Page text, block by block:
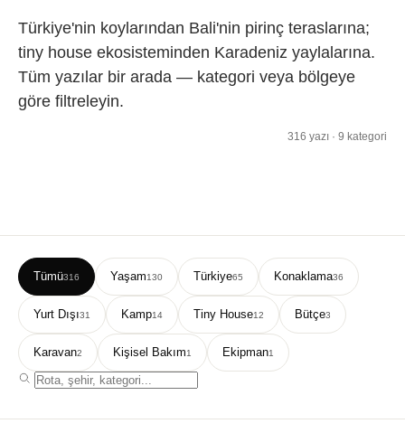
Türkiye'nin koylarından Bali'nin pirinç teraslarına;
tiny house ekosisteminden Karadeniz yaylalarına.
Tüm yazılar bir arada — kategori veya bölgeye
göre filtreleyin.
316 yazı · 9 kategori
Tümü316 Yaşam130 Türkiye65 Konaklama36
Yurt Dışı31 Kamp14 Tiny House12 Bütçe3
Karavan2 Kişisel Bakım1 Ekipman1